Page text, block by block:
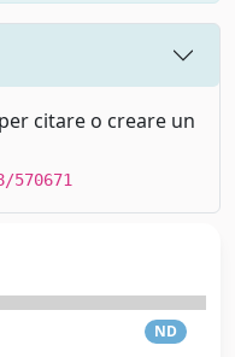
citare o creare un
ND